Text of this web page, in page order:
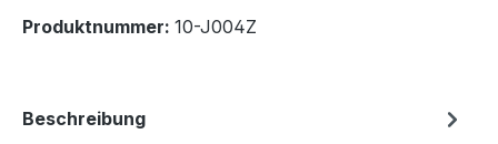
Produktnummer: 10-J004Z
Beschreibung